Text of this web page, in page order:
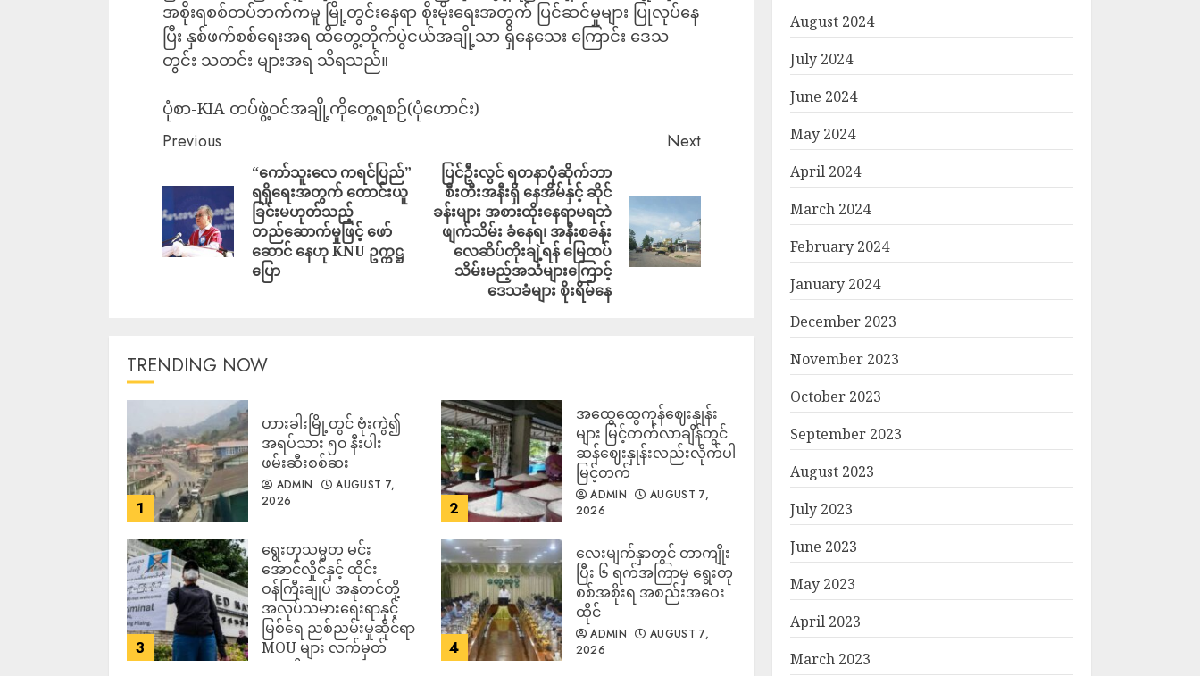
အစိုးရစစ်တပ်ဘက်ကမူ မြို့တွင်းနေရာ စိုးမိုးရေးအတွက် ပြင်ဆင်မှုများ ပြုလုပ်နေ
ပြီး နှစ်ဖက်စစ်ရေးအရ ထိတွေ့တိုက်ပွဲငယ်အချို့သာ ရှိနေသေး ကြောင်း ဒေသ
တွင်း သတင်း များအရ သိရသည်။
ပုံစာ-KIA တပ်ဖွဲ့ဝင်အချို့ကိုတွေ့ရစဉ်(ပုံဟောင်း)
Previous
“ကော်သူးလေ ကရင်ပြည်”
ရရှိရေးအတွက် တောင်းယူ
ခြင်းမဟုတ်သည့်
တည်ဆောက်မှုဖြင့် ဖော်
ဆောင် နေဟု KNU ဥက္ကဋ္ဌ
ပြော
Next
ပြင်ဦးလွင် ရတနာပုံဆိုက်ဘာ
စီးတီးအနီးရှိ နေအိမ်နှင့် ဆိုင်
ခန်းများ အစားထိုးနေရာမရဘဲ
ဖျက်သိမ်း ခံနေရ၊ အနီးစခန်း
လေဆိပ်တိုးချဲ့ရန် မြေထပ်
သိမ်းမည့်အသံများကြောင့်
ဒေသခံများ စိုးရိမ်နေ
TRENDING NOW
1
ဟားခါးမြို့တွင် ဗုံးကွဲ၍
အရပ်သား ၅၀ နီးပါး
ဖမ်းဆီးစစ်ဆး
ADMIN
AUGUST 7,
2026
2
အထွေထွေကုန်ဈေးနှုန်း
များ မြင့်တက်လာချိန်တွင်
ဆန်ဈေးနှုန်းလည်းလိုက်ပါ
မြင့်တက်
ADMIN
AUGUST 7,
2026
3
ရွေးတုသမ္မတ မင်း
အောင်လှိုင်နှင့် ထိုင်း
ဝန်ကြီးချုပ် အနုတင်တို့
အလုပ်သမားရေးရာနှင့်
မြစ်ရေ ညစ်ညမ်းမှုဆိုင်ရာ
MOU များ လက်မှတ်
ရေးထိုး
4
လေးမျက်နှာတွင် တာကျိုး
ပြီး ၆ ရက်အကြာမှ ရွေးတု
စစ်အစိုးရ အစည်းအဝေး
ထိုင်
ADMIN
AUGUST 7,
2026
August 2024
July 2024
June 2024
May 2024
April 2024
March 2024
February 2024
January 2024
December 2023
November 2023
October 2023
September 2023
August 2023
July 2023
June 2023
May 2023
April 2023
March 2023